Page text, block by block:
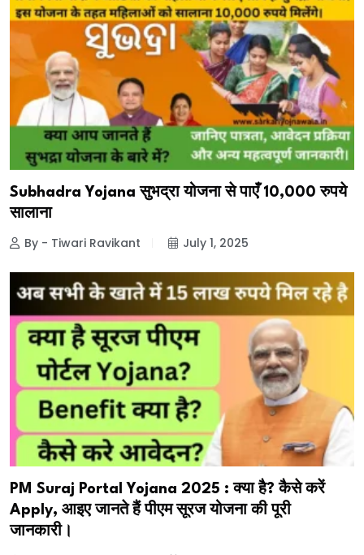
Subhadra Yojana सुभद्रा योजना से पाएँ 10,000 रुपये
सालाना
By - Tiwari Ravikant July 1, 2025
PM Suraj Portal Yojana 2025 : क्या है? कैसे करें
Apply, आइए जानते हैं पीएम सूरज योजना की पूरी
जानकारी।